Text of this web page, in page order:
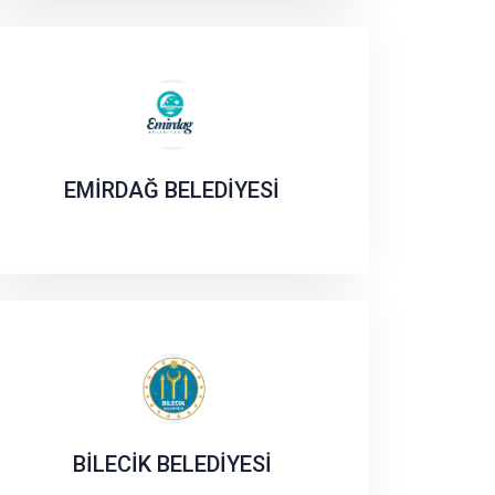
EMİRDAĞ BELEDİYESİ
BİLECİK BELEDİYESİ